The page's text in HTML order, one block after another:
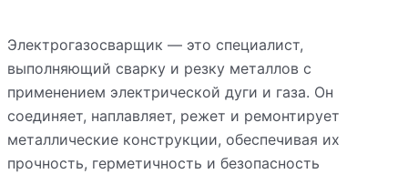
Электрогазосварщик — это специалист,
выполняющий сварку и резку металлов с
применением электрической дуги и газа. Он
соединяет, наплавляет, режет и ремонтирует
металлические конструкции, обеспечивая их
прочность, герметичность и безопасность